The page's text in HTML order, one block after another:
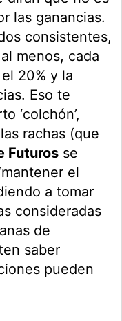
las ganancias.
consistentes,
menos, cada
20% y la
Eso te
‘colchón’,
rachas (que
Futuros se
el
a tomar
consideradas
de
saber
pueden